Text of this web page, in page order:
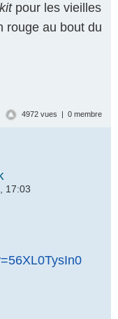
pour les vieilles
rouge au bout du
4972 vues | 0 membre
17:03